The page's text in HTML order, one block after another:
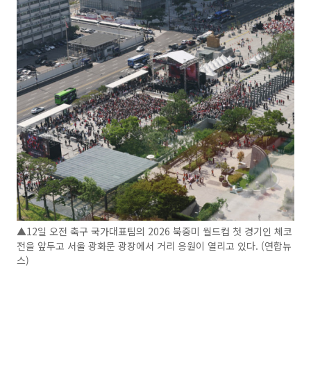
▲12일 오전 축구 국가대표팀의 2026 북중미 월드컵 첫 경기인 체코
전을 앞두고 서울 광화문 광장에서 거리 응원이 열리고 있다. (연합뉴
스)